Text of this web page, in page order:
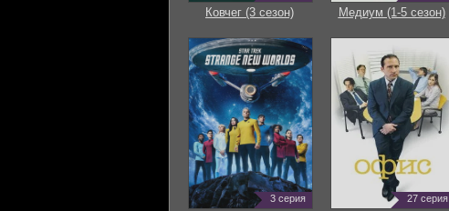
Ковчег (3 сезон) Медиум (1-5 сезон)
3 серия 27 серия